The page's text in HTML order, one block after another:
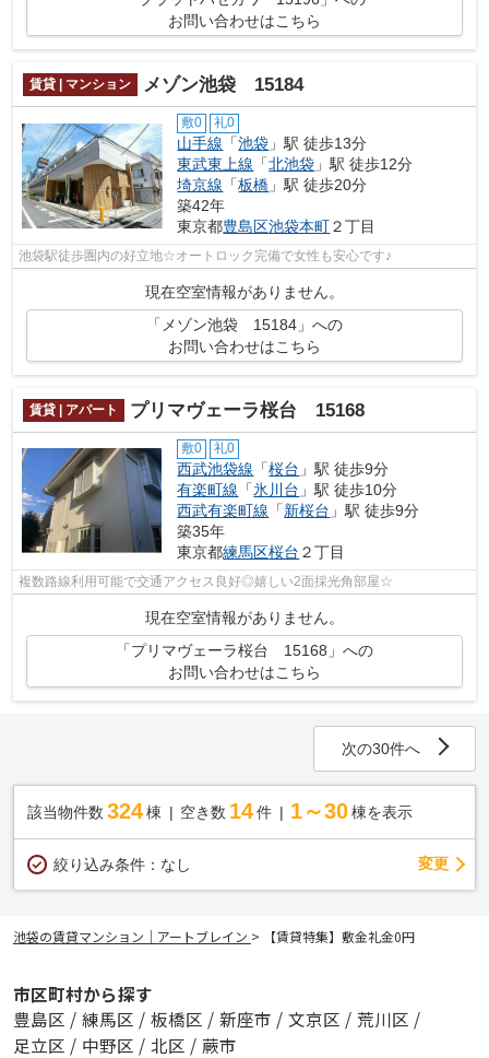
お問い合わせはこちら
賃貸 | マンション メゾン池袋 15184
敷0 礼0
山手線 「池袋 」駅 徒歩13分
東武東上線 「北池袋 」駅 徒歩12分
埼京線 「板橋 」駅 徒歩20分
築42年
東京都豊島区池袋本町２丁目
池袋駅徒歩圏内の好立地☆オートロック完備で女性も安心です♪
現在空室情報がありません。
「メゾン池袋 15184」への
お問い合わせはこちら
賃貸 | アパート プリマヴェーラ桜台 15168
敷0 礼0
西武池袋線 「桜台 」駅 徒歩9分
有楽町線 「氷川台 」駅 徒歩10分
西武有楽町線 「新桜台 」駅 徒歩9分
築35年
東京都練馬区桜台 ２丁目
複数路線利用可能で交通アクセス良好◎嬉しい2面採光角部屋☆
現在空室情報がありません。
「プリマヴェーラ桜台 15168」への
お問い合わせはこちら
次の30件へ
該当物件数 324棟 空き数 14 件 1～30 棟を表示
絞り込み条件： なし 変更
池袋の賃貸マンション｜アートブレイン > 【賃貸特集】敷金礼金0円
市区町村から探す
豊島区 / 練馬区 / 板橋区 / 新座市 / 文京区 / 荒川区 /
足立区 / 中野区 / 北区 / 蕨市